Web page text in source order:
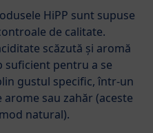
HiPP sunt supuse
de calitate.
scăzută și aromă
suficient pentru a se
gustul specific, într-un
sau zahăr (aceste
natural).